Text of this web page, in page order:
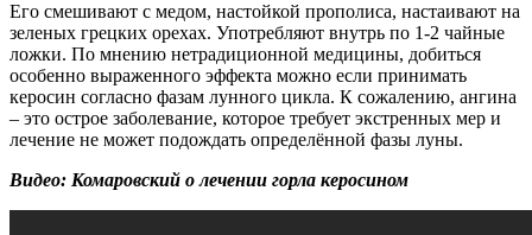
Его смешивают с медом, настойкой прополиса, настаивают на
зеленых грецких орехах. Употребляют внутрь по 1-2 чайные
ложки. По мнению нетрадиционной медицины, добиться
особенно выраженного эффекта можно если принимать
керосин согласно фазам лунного цикла. К сожалению, ангина
– это острое заболевание, которое требует экстренных мер и
лечение не может подождать определённой фазы луны.
Видео: Комаровский о лечении горла керосином